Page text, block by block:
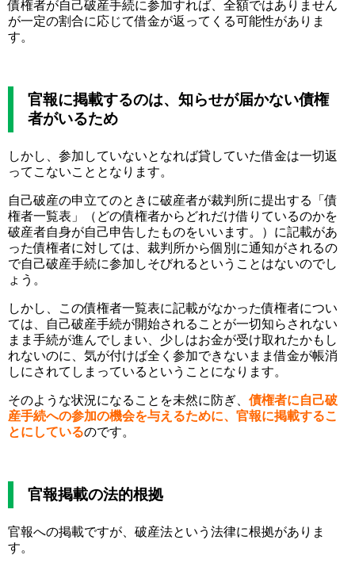
債権者が自己破産手続に参加すれば、全額ではありません
が一定の割合に応じて借金が返ってくる可能性がありま
す。
官報に掲載するのは、知らせが届かない債権
者がいるため
しかし、参加していないとなれば貸していた借金は一切返
ってこないこととなります。
自己破産の申立てのときに破産者が裁判所に提出する「債
権者一覧表」（どの債権者からどれだけ借りているのかを
破産者自身が自己申告したものをいいます。）に記載があ
った債権者に対しては、裁判所から個別に通知がされるの
で自己破産手続に参加しそびれるということはないのでし
ょう。
しかし、この債権者一覧表に記載がなかった債権者につい
ては、自己破産手続が開始されることが一切知らされない
まま手続が進んでしまい、少しはお金が受け取れたかもし
れないのに、気が付けば全く参加できないまま借金が帳消
しにされてしまっているということになります。
そのような状況になることを未然に防ぎ、 債権者に自己破
産手続への参加の機会を与えるために、官報に掲載するこ
とにしているのです。
官報掲載の法的根拠
官報への掲載ですが、破産法という法律に根拠がありま
す。